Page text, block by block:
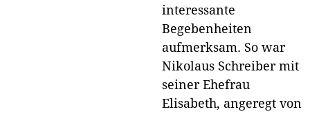
interessante
Begebenheiten
aufmerksam. So war
Nikolaus Schreiber mit
seiner Ehefrau
Elisabeth, angeregt von